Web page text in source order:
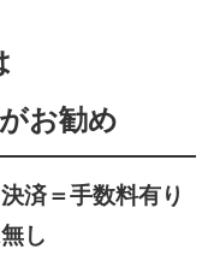
お勧め
済＝手数料有り
し